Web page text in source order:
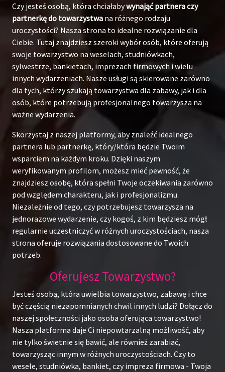
Czy jesteś osobą, która chciałabywynająć partnera czy
partnerkę do towarzystwa na różnego rodzaju
uroczystości? Nasza strona to idealne rozwiązanie dla
Ciebie. Tutaj znajdziesz szeroki wybór osób, które oferują
swoje towarzystwo na weselach, studniówkach,
sylwestrze, bankietach, imprezach firmowych i wielu
innych wydarzeniach. Nasze usługi są skierowane zarówno
dla tych, którzy szukają towarzystwa dla zabawy, jak i dla
osób, które potrzebują profesjonalnego towarzysza na
ważne wydarzenia.
Skorzystaj z naszej platformy, aby znaleźć idealnego
partnera lub partnerkę, który/która będzie Twoim
wsparciem na każdym kroku. Dzięki naszym
weryfikowanym profilom, możesz mieć pewność, że
znajdziesz osobę, która spełni Twoje oczekiwania zarówno
pod względem charakteru, jak i profesjonalizmu.
Niezależnie od tego, czy potrzebujesz towarzysza na
jednorazowe wydarzenie, czy kogoś, z kim będziesz mógł
regularnie uczestniczyć w różnych uroczystościach, nasza
strona oferuje rozwiązania dostosowane do Twoich
potrzeb.
Oferujesz Towarzystwo?
Jesteś osobą, która uwielbia towarzystwo, zabawę i chce
być częścią niezapomnianych chwil innych ludzi? Dołącz do
naszej społeczności jako osoba oferująca towarzystwo!
Nasza platforma daje Ci niepowtarzalną możliwość, aby
nie tylko świetnie się bawić, ale również zarabiać,
towarzysząc innym w różnych uroczystościach. Czy to
wesele, studniówka, bankiet, czy impreza firmowa - Twoja